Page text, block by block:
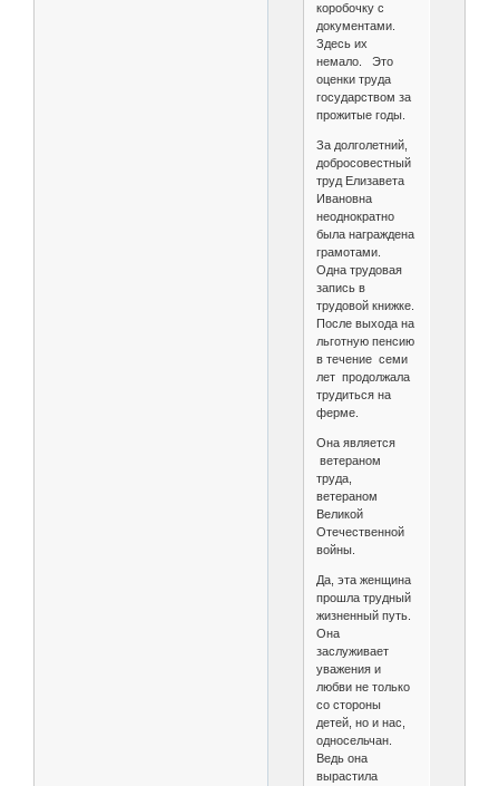
коробочку с
документами.
Здесь их
немало. Это
оценки труда
государством за
прожитые годы.
За долголетний,
добросовестный
труд Елизавета
Ивановна
неоднократно
была награждена
грамотами.
Одна трудовая
запись в
трудовой книжке.
После выхода на
льготную пенсию
в течение семи
лет продолжала
трудиться на
ферме.
Она является
ветераном
труда,
ветераном
Великой
Отечественной
войны.
Да, эта женщина
прошла трудный
жизненный путь.
Она
заслуживает
уважения и
любви не только
со стороны
детей, но и нас,
односельчан.
Ведь она
вырастила